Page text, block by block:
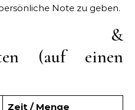
Note zu geben.
&
(auf einen
Zeit / Menge